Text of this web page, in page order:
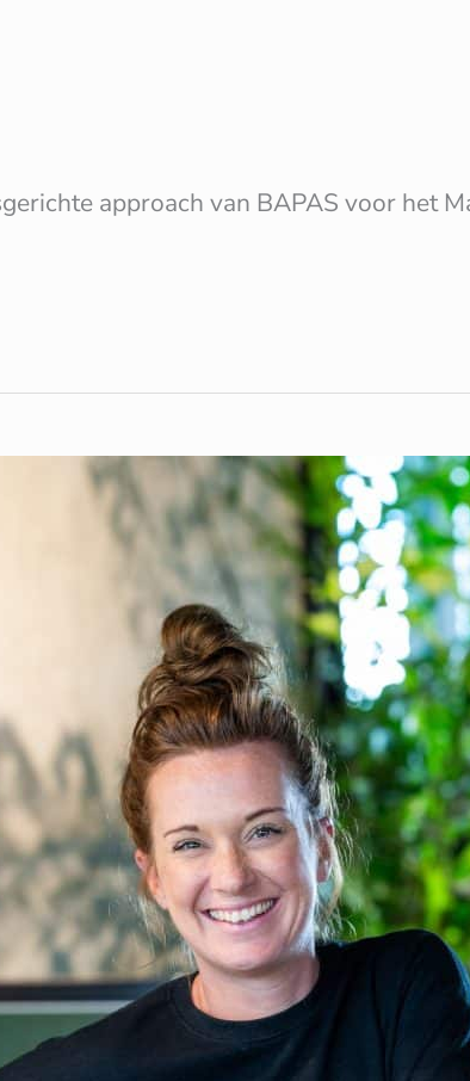
approach van BAPAS voor het